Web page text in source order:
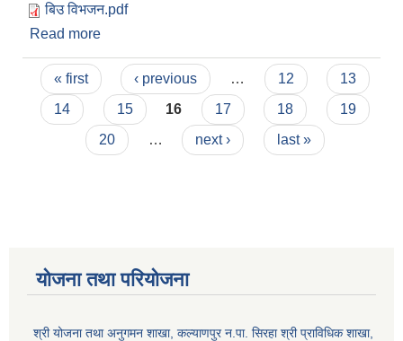
बिउ विभजन.pdf
Read more
Pages
« first ‹ previous … 12
13
14
15 16 17 18
19
20
… next › last »
योजना तथा परियोजना
श्री योजना तथा अनुगमन शाखा, कल्याणपुर न.पा. सिरहा श्री प्राविधिक शाखा,